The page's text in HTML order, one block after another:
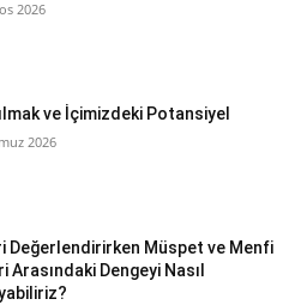
2026
ve İçimizdeki Potansiyel
2026
Değerlendirirken Müspet ve Menfi
Arasındaki Dengeyi Nasıl